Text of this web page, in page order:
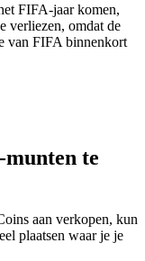
FIFA-jaar komen,
verliezen, omdat de
van FIFA binnenkort
te
aan verkopen, kun
plaatsen waar je je